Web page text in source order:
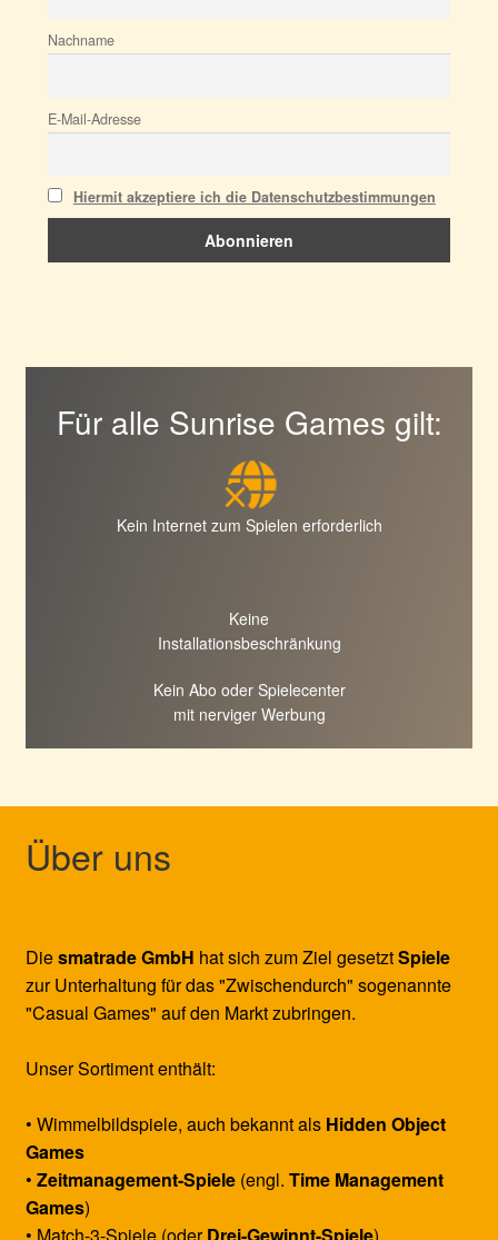
Nachname
E-Mail-Adresse
Hiermit akzeptiere ich die Datenschutzbestimmungen
Für alle Sunrise Games gilt:
Kein Internet zum Spielen erforderlich
Keine
Installationsbeschränkung
Kein Abo oder Spielecenter
mit nerviger Werbung
Über uns
Diesmatrade GmbH hat sich zum Ziel gesetztSpiele
zur Unterhaltung für das "Zwischendurch" sogenannte
"Casual Games" auf den Markt zubringen.
Unser Sortiment enthält:
• Wimmelbildspiele, auch bekannt als Hidden Object
Games
• Zeitmanagement-Spiele(engl. Time Management
Games)
• Match-3-Spiele (oderDrei-Gewinnt-Spiele)